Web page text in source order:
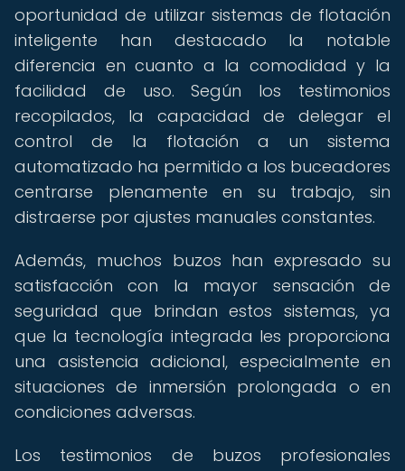
oportunidad de utilizar sistemas de flotación
inteligente han destacado la notable
diferencia en cuanto a la comodidad y la
facilidad de uso. Según los testimonios
recopilados, la capacidad de delegar el
control de la flotación a un sistema
automatizado ha permitido a los buceadores
centrarse plenamente en su trabajo, sin
distraerse por ajustes manuales constantes.
Además, muchos buzos han expresado su
satisfacción con la mayor sensación de
seguridad que brindan estos sistemas, ya
que la tecnología integrada les proporciona
una asistencia adicional, especialmente en
situaciones de inmersión prolongada o en
condiciones adversas.
Los testimonios de buzos profesionales